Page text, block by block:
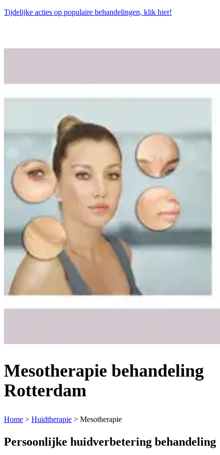
Tijdelijke acties op populaire behandelingen, klik hier!
Mesotherapie behandeling
Rotterdam
Home > Huidtherapie > Mesotherapie
Persoonlijke huidverbetering behandeling